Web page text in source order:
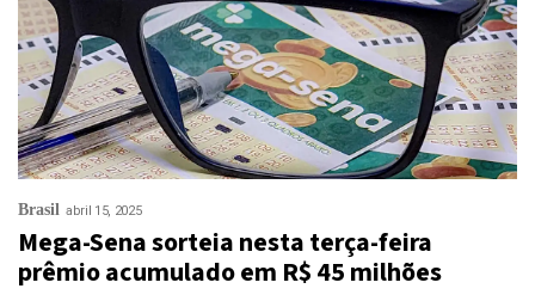
Brasil abril 15, 2025
Mega-Sena sorteia nesta terça-feira
prêmio acumulado em R$ 45 milhões